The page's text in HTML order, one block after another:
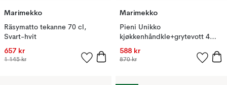
Marimekko
Räsymatto tekanne 70 cl,
Svart-hvit
657 kr
1 145 kr
Marimekko
Pieni Unikko
kjøkkenhåndkle+grytevott 4
deler, Cotton-dark cherry-rose
588 kr
870 kr